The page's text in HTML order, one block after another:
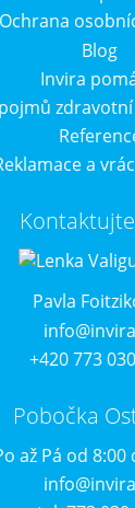
Ochrana
Blog
Invira
a
Pavla
+420 773
Pobočka
až Pá od 8:00